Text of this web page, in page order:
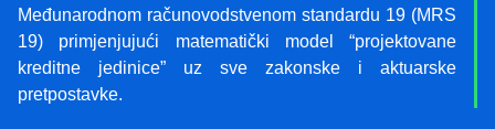
Međunarodnom računovodstvenom standardu 19 (MRS
19) primjenjujući matematički model “projektovane
kreditne jedinice” uz sve zakonske i aktuarske
pretpostavke.